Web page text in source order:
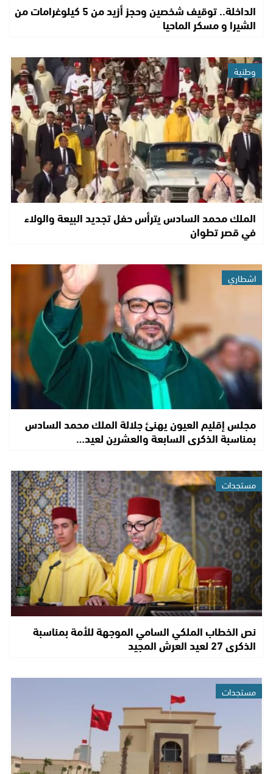
الداخلة.. توقيف شخصين وحجز أزيد من 5 كيلوغرامات من
الشيرا و مسكر الماحيا
وطنية
الملك محمد السادس يترأس حفل تجديد البيعة والولاء
في قصر تطوان
اشطاري
مجلس إقليم العيون يهنئ جلالة الملك محمد السادس
بمناسبة الذكرى السابعة والعشرين لعيد…
مستجدات
نص الخطاب الملكي السامي الموجهة للأمة بمناسبة
الذكرى 27 لعيد العرش المجيد
مستجدات